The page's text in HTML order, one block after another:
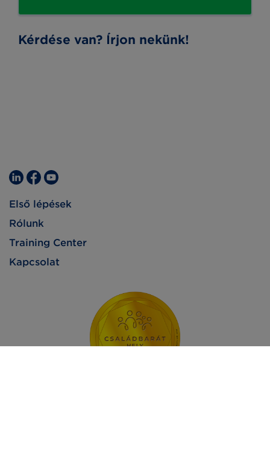
Kérdése van? Írjon nekünk!
Első lépések
Rólunk
Training Center
Kapcsolat